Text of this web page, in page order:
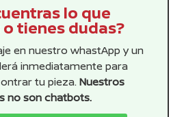
lo que
tienes dudas?
en nuestro whastApp y un
inmediatamente para
tu pieza. Nuestros
no son chatbots.